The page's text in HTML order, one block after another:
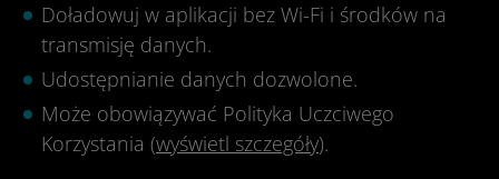
Doładowuj w aplikacji bez Wi-Fi i środków na
transmisję danych.
Udostępnianie danych dozwolone.
Może obowiązywać Polityka Uczciwego
Korzystania (wyświetl szczegóły).